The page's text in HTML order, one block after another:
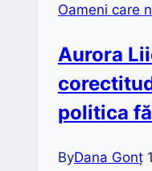
Oameni care
Aurora
politica
ByDana Gonț